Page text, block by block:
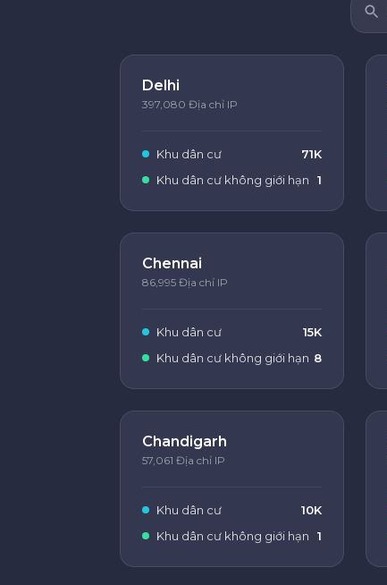
Delhi
397,080 Địa chỉ IP
Khu dân cư
71K
Khu dân cư không giới hạn
1
Chennai
86,995 Địa chỉ IP
Khu dân cư
15K
Khu dân cư không giới hạn 8
Chandigarh
57,061 Địa chỉ IP
Khu dân cư
10K
Khu dân cư không giới hạn
1